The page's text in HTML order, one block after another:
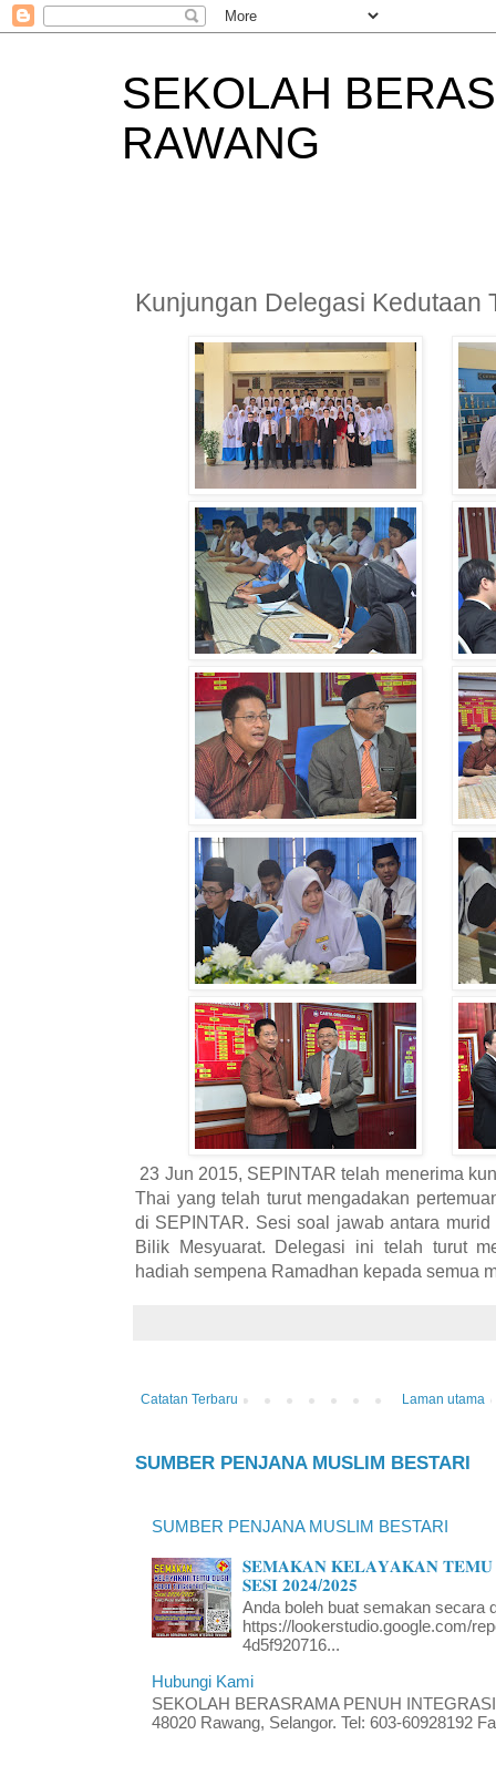
SEKOLAH
RAWANG
Kunjungan Delegasi Kedutaan
23 Jun 2015, SEPINTAR telah menerima
Thai yang telah turut mengadakan
di SEPINTAR. Sesi soal jawab antara
Bilik Mesyuarat. Delegasi ini telah turut
hadiah sempena Ramadhan kepada semua
Catatan Terbaru Laman utama
SUMBER PENJANA MUSLIM BESTARI
SUMBER PENJANA MUSLIM BESTARI
𝐒𝐄𝐌𝐀𝐊𝐀𝐍 𝐊𝐄𝐋𝐀𝐘𝐀𝐊𝐀𝐍 𝐓𝐄𝐌𝐔
𝐒𝐄𝐒𝐈 𝟐𝟎𝟐𝟒/𝟐𝟎𝟐𝟓
Anda boleh buat semakan secara
https://lookerstudio.google.com/
4d5f920716...
Hubungi Kami
SEKOLAH BERASRAMA PENUH
48020 Rawang, Selangor. Tel: 603-60928192